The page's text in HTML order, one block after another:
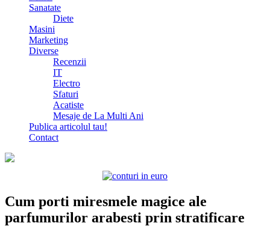
Sanatate
Diete
Masini
Marketing
Diverse
Recenzii
IT
Electro
Sfaturi
Acatiste
Mesaje de La Multi Ani
Publica articolul tau!
Contact
Cum porti miresmele magice ale
parfumurilor arabesti prin stratificare